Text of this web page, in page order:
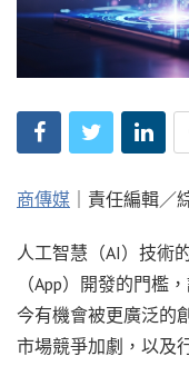
商傳媒 ｜責任編輯／
人工智慧（AI）技術
（App）開發的門檻
今有機會被更廣泛的
市場競爭加劇，以及